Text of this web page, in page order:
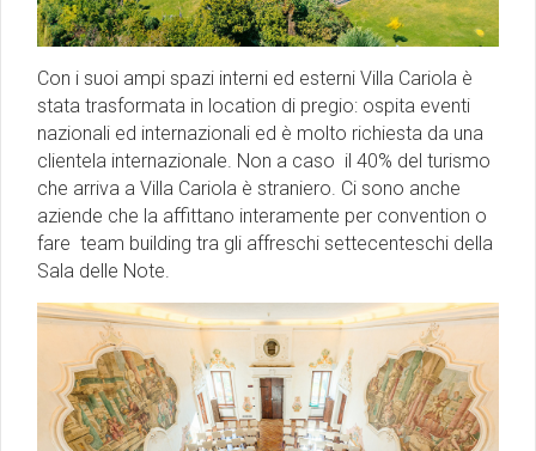
Con i suoi ampi spazi interni ed esterni Villa Cariola è
stata trasformata in location di pregio: ospita eventi
nazionali ed internazionali ed è molto richiesta da una
clientela internazionale. Non a caso il 40% del turismo
che arriva a Villa Cariola è straniero. Ci sono anche
aziende che la affittano interamente per convention o
fare team building tra gli affreschi settecenteschi della
Sala delle Note.